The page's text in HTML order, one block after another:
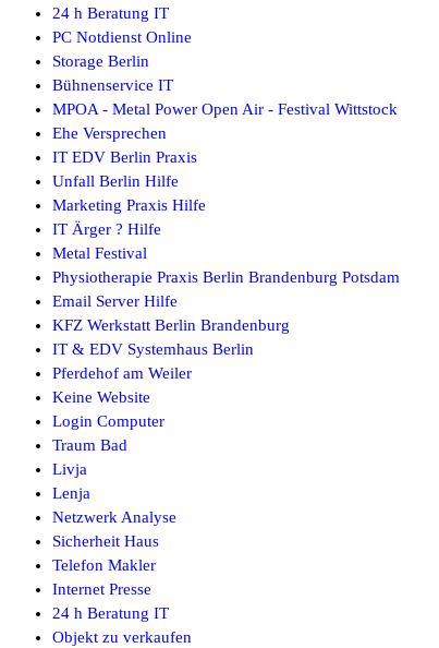
24 h Beratung IT
PC Notdienst Online
Storage Berlin
Bühnenservice IT
MPOA - Metal Power Open Air - Festival Wittstock
Ehe Versprechen
IT EDV Berlin Praxis
Unfall Berlin Hilfe
Marketing Praxis Hilfe
IT Ärger ? Hilfe
Metal Festival
Physiotherapie Praxis Berlin Brandenburg Potsdam
Email Server Hilfe
KFZ Werkstatt Berlin Brandenburg
IT & EDV Systemhaus Berlin
Pferdehof am Weiler
Keine Website
Login Computer
Traum Bad
Livja
Lenja
Netzwerk Analyse
Sicherheit Haus
Telefon Makler
Internet Presse
24 h Beratung IT
Objekt zu verkaufen